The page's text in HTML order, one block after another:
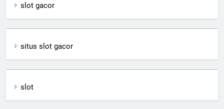
slot gacor
situs slot gacor
slot